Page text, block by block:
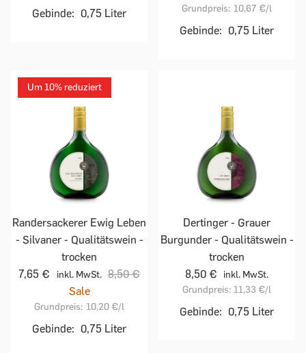
Gebinde: 0,75 Liter
Grundpreis: 10,67 €/l
Gebinde: 0,75 Liter
Um 10% reduziert
Randersackerer Ewig Leben
- Silvaner - Qualitätswein -
trocken
7,65 €
inkl. MwSt. 8,50 €
Sale
Grundpreis: 10,20 €/l
Gebinde: 0,75 Liter
Dertinger - Grauer
Burgunder - Qualitätswein -
trocken
8,50 €
inkl. MwSt.
Grundpreis: 11,33 €/l
Gebinde: 0,75 Liter